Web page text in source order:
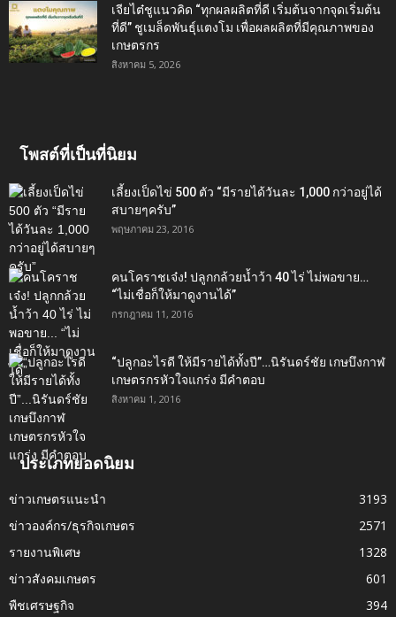
เจียไต๋ชูแนวคิด “ทุกผลผลิตที่ดี เริ่มต้นจากจุดเริ่มต้น
ที่ดี” ชูเมล็ดพันธุ์แตงโม เพื่อผลผลิตที่มีคุณภาพของ
เกษตรกร
สิงหาคม 5, 2026
โพสต์ที่เป็นที่นิยม
เลี้ยงเป็ดไข่ 500 ตัว “มีรายได้วันละ 1,000 กว่าอยู่ได้
สบายๆครับ”
พฤษภาคม 23, 2016
คนโคราชเจ๋ง! ปลูกกล้วยน้ำว้า 40 ไร่ ไม่พอขาย…
“ไม่เชื่อก็ให้มาดูงานได้”‬
กรกฎาคม 11, 2016
“ปลูกอะไรดี ให้มีรายได้ทั้งปี”…นิรันดร์ชัย เกษบึงกาฬ
เกษตรกรหัวใจแกร่ง มีคำตอบ
สิงหาคม 1, 2016
ประเภทยอดนิยม
ข่าวเกษตรแนะนำ
3193
ข่าวองค์กร/ธุรกิจเกษตร
2571
รายงานพิเศษ
1328
ข่าวสังคมเกษตร
601
พืชเศรษฐกิจ
394